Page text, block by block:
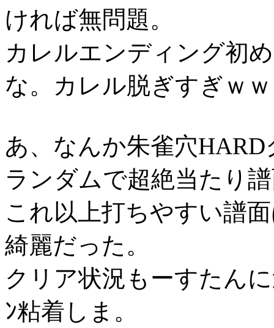
ければ無問題。
カレルエンディング初
な。カレル脱ぎすぎｗ
あ、なんか朱雀穴
ランダムで超絶当たり
これ以上打ちやすい譜
綺麗だった。
クリア状況もーすたん
ﾝ粘着しま。